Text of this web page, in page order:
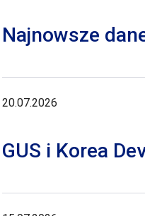
Najnowsze
20.07.2026
GUS i Korea